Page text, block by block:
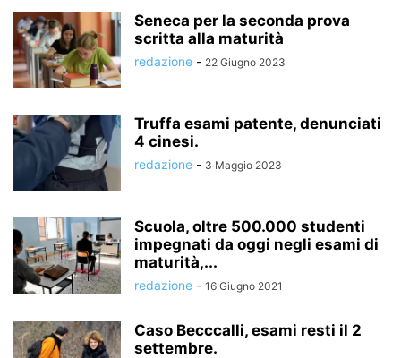
Seneca per la seconda prova
scritta alla maturità
redazione - 22 Giugno 2023
Truffa esami patente, denunciati
4 cinesi.
redazione - 3 Maggio 2023
Scuola, oltre 500.000 studenti
impegnati da oggi negli esami di
maturità,...
redazione - 16 Giugno 2021
Caso Becccalli, esami resti il 2
settembre.